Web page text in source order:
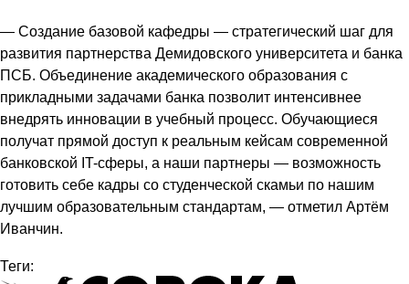
— Создание базовой кафедры — стратегический шаг для
развития партнерства Демидовского университета и банка
ПСБ. Объединение академического образования с
прикладными задачами банка позволит интенсивнее
внедрять инновации в учебный процесс. Обучающиеся
получат прямой доступ к реальным кейсам современной
банковской IT-сферы, а наши партнеры — возможность
готовить себе кадры со студенческой скамьи по нашим
лучшим образовательным стандартам, — отметил Артём
Иванчин.
Теги: